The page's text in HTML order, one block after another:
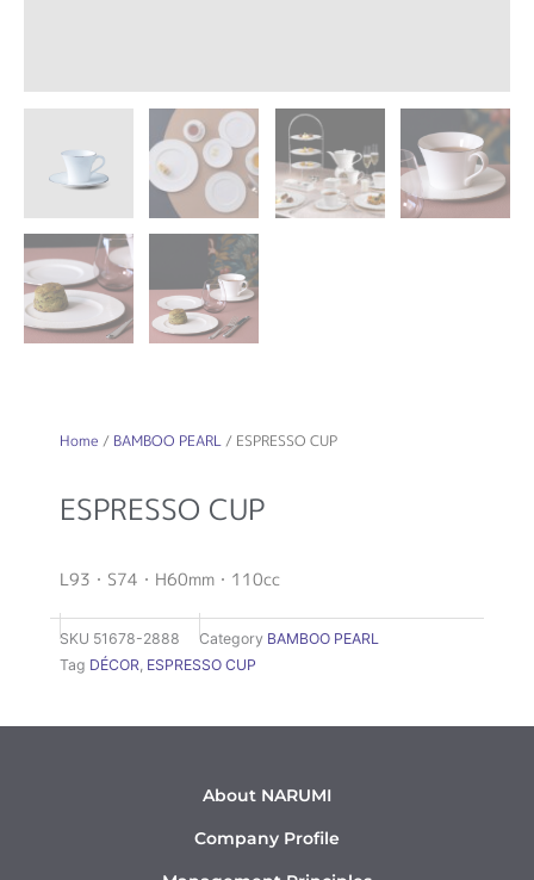
Home / BAMBOO PEARL / ESPRESSO CUP
ESPRESSO CUP
L93・S74・H60mm・110cc
SKU 51678-2888 Category BAMBOO PEARL
Tag DÉCOR, ESPRESSO CUP
About NARUMI
Company Profile